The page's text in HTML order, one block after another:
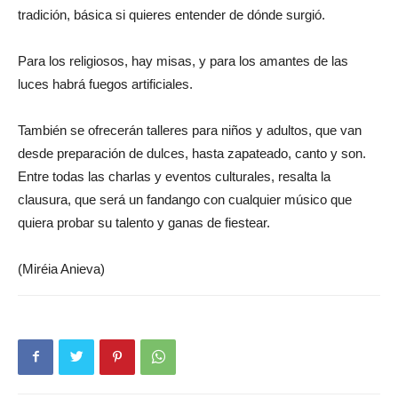
tradición, básica si quieres entender de dónde surgió.
Para los religiosos, hay misas, y para los amantes de las
luces habrá fuegos artificiales.
También se ofrecerán talleres para niños y adultos, que van
desde preparación de dulces, hasta zapateado, canto y son.
Entre todas las charlas y eventos culturales, resalta la
clausura, que será un fandango con cualquier músico que
quiera probar su talento y ganas de fiestear.
(Miréia Anieva)